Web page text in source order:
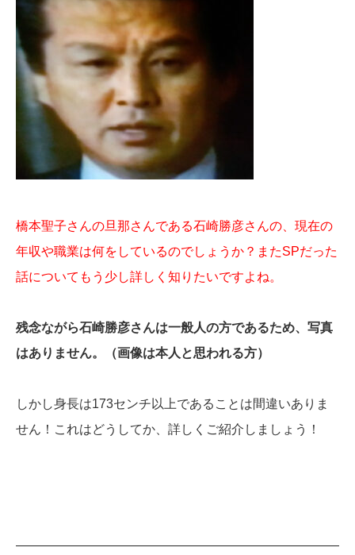
橋本聖子さんの旦那さんである石崎勝彦さんの、現在の
年収や職業は何をしているのでしょうか？またSPだった
話についてもう少し詳しく知りたいですよね。
残念ながら石崎勝彦さんは一般人の方であるため、写真
はありません。（画像は本人と思われる方）
しかし身長は173センチ以上であることは間違いありま
せん！これはどうしてか、詳しくご紹介しましょう！